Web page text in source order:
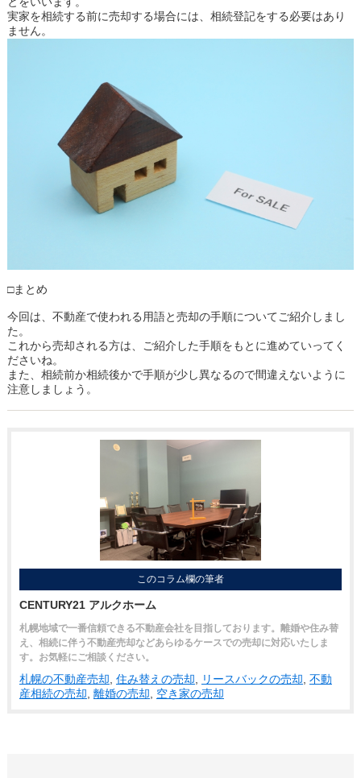
実家を相続する前に売却する場合には、相続登記をする必要はあり
ません。
□まとめ
今回は、不動産で使われる用語と売却の手順についてご紹介しまし
た。
これから売却される方は、ご紹介した手順をもとに進めていってく
ださいね。
また、相続前か相続後かで手順が少し異なるので間違えないように
注意しましょう。
このコラム欄の筆者
CENTURY21 アルクホーム
札幌地域で一番信頼できる不動産会社を目指しております。離婚や住み替
え、相続に伴う不動産売却などあらゆるケースでの売却に対応いたしま
す。お気軽にご相談ください。
札幌の不動産売却 住み替えの売却 リースバックの売却 不動
産相続の売却 離婚の売却 空き家の売却